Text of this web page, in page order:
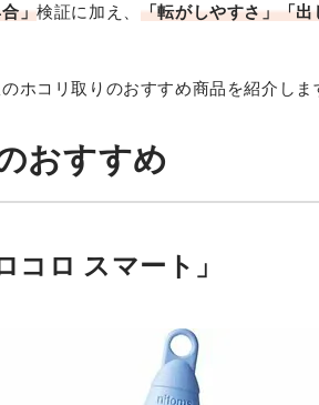
」検証に加え、 「転がしやすさ」「
ホコリ取りのおすすめ商品を紹介しま
おすすめ
コロ スマート」